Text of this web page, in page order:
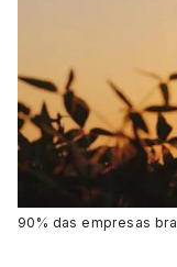
90% das empresas